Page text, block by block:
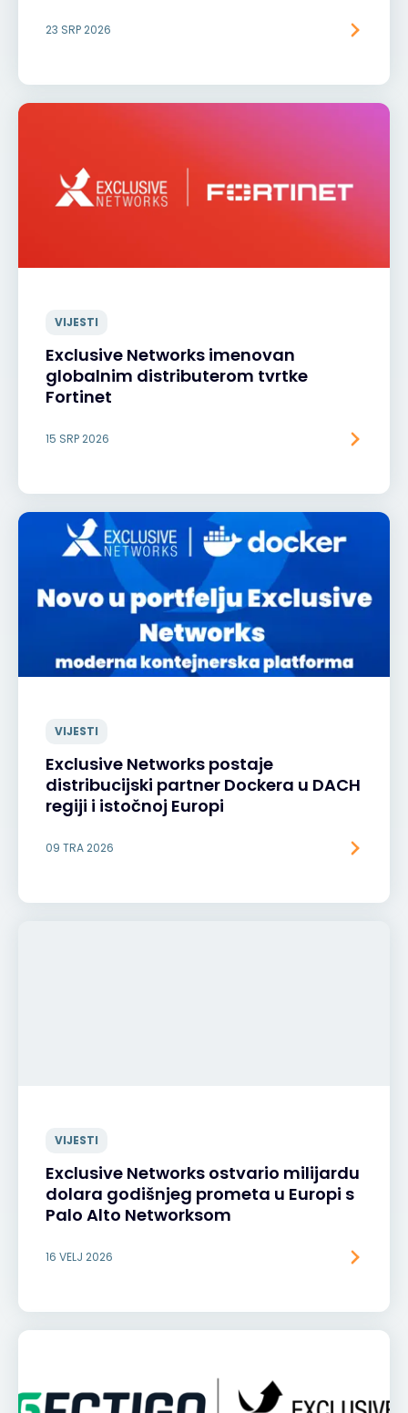
23 SRP 2026
VIJESTI
Exclusive Networks imenovan
globalnim distributerom tvrtke
Fortinet
15 SRP 2026
VIJESTI
Exclusive Networks postaje
distribucijski partner Dockera u DACH
regiji i istočnoj Europi
09 TRA 2026
VIJESTI
Exclusive Networks ostvario milijardu
dolara godišnjeg prometa u Europi s
Palo Alto Networksom
16 VELJ 2026